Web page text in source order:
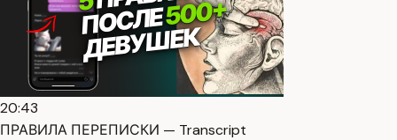
20:43
ПРАВИЛА ПЕРЕПИСКИ — Transcript